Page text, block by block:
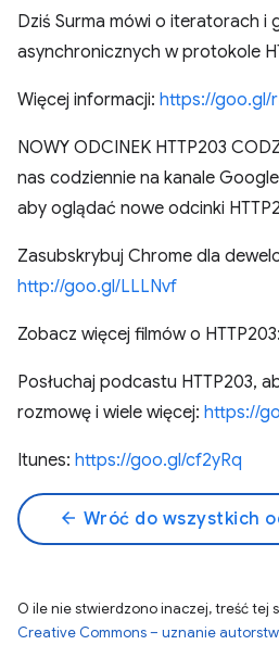
Dziś Surma mówi o iteratorach i
asynchronicznych w protokole
Więcej informacji: https://goo.gl/
NOWY ODCINEK HTTP203
nas codziennie na kanale
aby oglądać nowe odcinki
Zasubskrybuj Chrome dla
http://goo.gl/LLLNvf
Zobacz więcej filmów o HTTP203:
Posłuchaj podcastu HTTP203,
rozmowę i wiele więcej: https://
Itunes: https://goo.gl/cf2yRq
arrow_back Wróć do wszystkich
O ile nie stwierdzono inaczej, treść tej
Creative Commons – uznanie